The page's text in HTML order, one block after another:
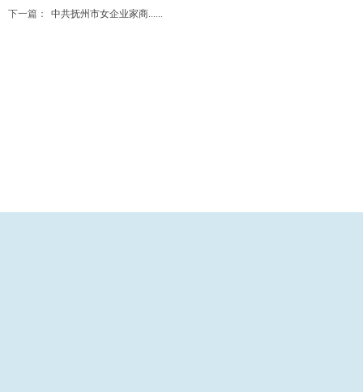
下一篇：
中共抚州市女企业家商......